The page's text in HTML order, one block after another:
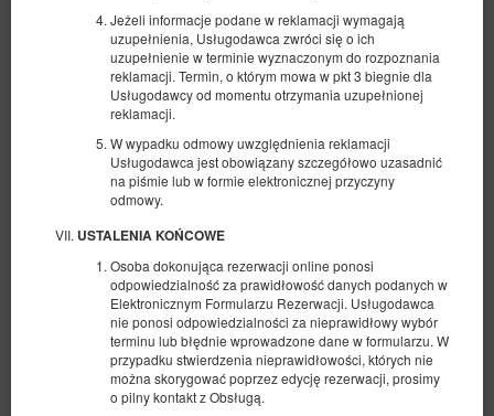
Jeżeli informacje podane w reklamacji wymagają
uzupełnienia, Usługodawca zwróci się o ich
uzupełnienie w terminie wyznaczonym do rozpoznania
reklamacji. Termin, o którym mowa w pkt 3 biegnie dla
Usługodawcy od momentu otrzymania uzupełnionej
reklamacji.
W wypadku odmowy uwzględnienia reklamacji
Usługodawca jest obowiązany szczegółowo uzasadnić
na piśmie lub w formie elektronicznej przyczyny
odmowy.
USTALENIA KOŃCOWE
Osoba dokonująca rezerwacji online ponosi
odpowiedzialność za prawidłowość danych podanych w
Elektronicznym Formularzu Rezerwacji. Usługodawca
nie ponosi odpowiedzialności za nieprawidłowy wybór
terminu lub błędnie wprowadzone dane w formularzu. W
przypadku stwierdzenia nieprawidłowości, których nie
można skorygować poprzez edycję rezerwacji, prosimy
o pilny kontakt z Obsługą.
Apartament C z dwoma sypialniami
2 łóżka pojedyncze (Single), 1 łóżko podwójne (Double), 1 sofa
jednoosobowa (Sofa Bed)
1 590,00 zł